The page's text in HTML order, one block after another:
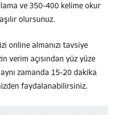
ve 350-400 kelime okur
olursunuz.
online almanızı tavsiye
verim açısından yüz yüze
zamanda 15-20 dakika
faydalanabilirsiniz.